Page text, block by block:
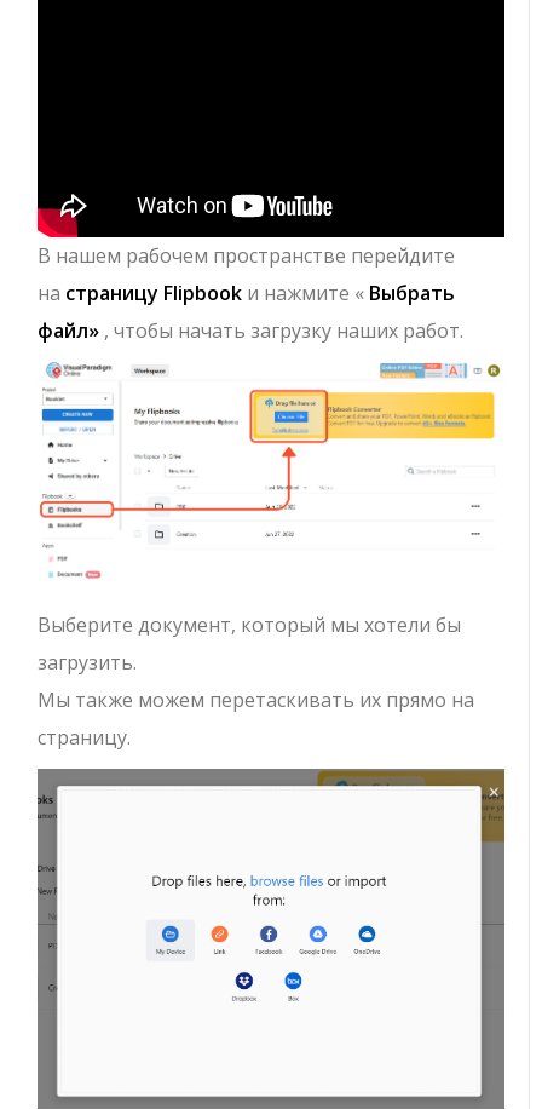
В нашем рабочем пространстве перейдите
на страницу Flipbook и нажмите « Выбрать
файл» , чтобы начать загрузку наших работ.
Выберите документ, который мы хотели бы
загрузить.
Мы также можем перетаскивать их прямо на
страницу.